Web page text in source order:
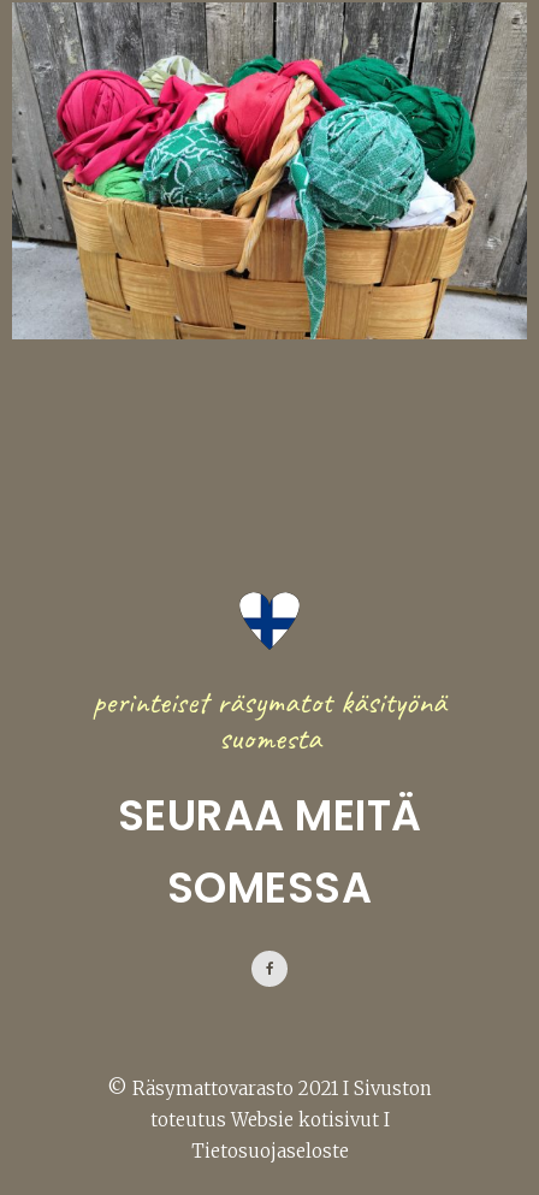
perinteiset räsymatot käsityönä
suomesta
SEURAA MEITÄ
SOMESSA
© Räsymattovarasto 2021 I Sivuston
toteutusWebsie kotisivutI
Tietosuojaseloste